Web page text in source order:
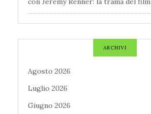
ARCHIVI
Agosto 2026
Luglio 2026
Giugno 2026